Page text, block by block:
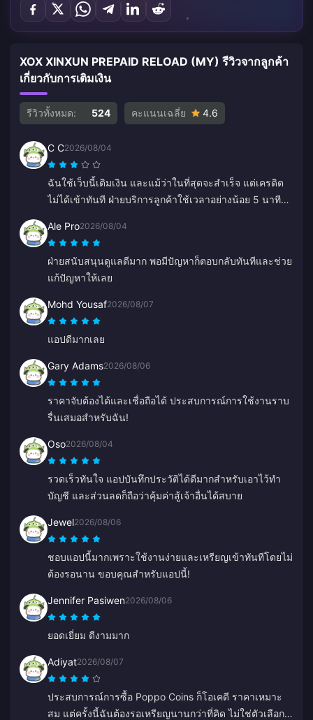
XOX XINXUN PREPAID RELOAD (MY) รีวิวจากลูกค้า
เกี่ยวกับการเติมเงิน
รีวิวทั้งหมด: 524 คะแนนเฉลี่ย 4.6
C C2026/08/04
ฉันใช้เว็บนี้เติมเงิน และแม้ว่าในที่สุดจะสำเร็จ แต่เครดิต
ไม่ได้เข้าทันที ฝ่ายบริการลูกค้าใช้เวลาอย่างน้อย 5 นาทีใน
ผ่านไปด้วยดี จะดีกว่านี้มากถ้าฝ่ายสนับสนุนตอบกลับเร็ว
กว่านี้
Ale Pro2026/08/04
ฝ่ายสนับสนุนดูแลดีมาก พอมีปัญหาก็ตอบกลับทันทีและช่วย
แก้ปัญหาให้เลย
Mohd Yousaf2026/08/07
แอปดีมากเลย
Gary Adams2026/08/06
ราคาจับต้องได้และเชื่อถือได้ ประสบการณ์การใช้งานราบ
รื่นเสมอสำหรับฉัน!
Oso2026/08/04
รวดเร็วทันใจ แอปบันทึกประวัติได้ดีมากสำหรับเอาไว้ทำ
บัญชี และส่วนลดก็ถือว่าคุ้มค่าสู้เจ้าอื่นได้สบาย
Jewel2026/08/06
ชอบแอปนี้มากเพราะใช้งานง่ายและเหรียญเข้าทันทีโดยไม่
ต้องรอนาน ขอบคุณสำหรับแอปนี้!
Jennifer Pasiwen2026/08/06
ยอดเยี่ยม ดีงามมาก
Adiyat2026/08/07
ประสบการณ์การซื้อ Poppo Coins ก็โอเคดี ราคาเหมาะ
สม แต่ครั้งนี้ฉันต้องรอเหรียญนานกว่าที่คิด ไม่ใช่ตัวเลือกที่